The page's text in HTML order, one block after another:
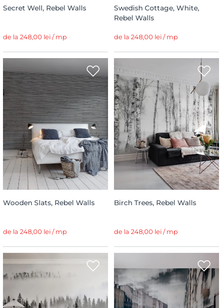
Secret Well, Rebel Walls
de la 248,00 lei / mp
Swedish Cottage, White,
Rebel Walls
de la 248,00 lei / mp
Wooden Slats, Rebel Walls
de la 248,00 lei / mp
Birch Trees, Rebel Walls
de la 248,00 lei / mp